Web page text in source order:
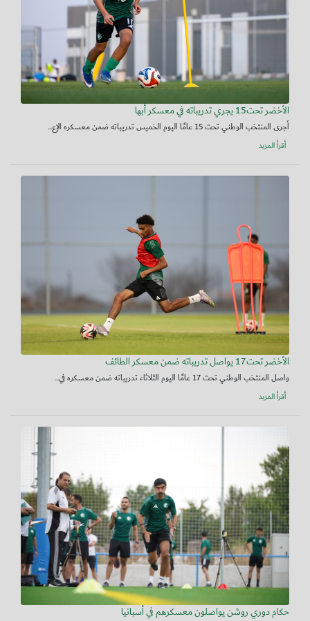
الأخضر تحت15 يجري تدريباته في معسكر أبها
أجرى المنتخب الوطني تحت 15 عامًا اليوم الخميس تدريباته ضمن معسكره الإع...
أقرأ المزيد
الأخضر تحت17 يواصل تدريباته ضمن معسكر الطائف
واصل المنتخب الوطني تحت 17 عامًا اليوم الثلاثاء تدريباته ضمن معسكره في...
أقرأ المزيد
حكام دوري روشن يواصلون معسكرهم في أسبانيا